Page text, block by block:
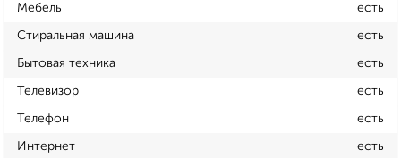
Мебель есть
Стиральная машина есть
Бытовая техника есть
Телевизор есть
Телефон есть
Интернет есть